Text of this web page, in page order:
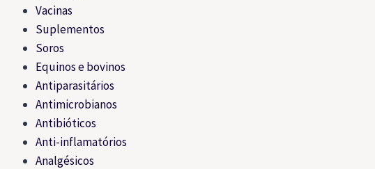
Vacinas
Suplementos
Soros
Equinos e bovinos
Antiparasitários
Antimicrobianos
Antibióticos
Anti-inflamatórios
Analgésicos